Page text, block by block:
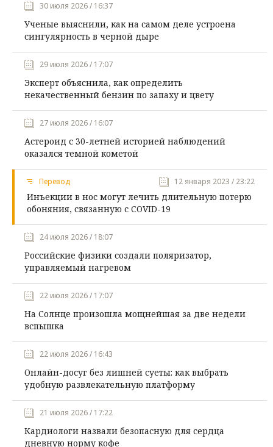
30 июля 2026 / 16:37
Ученые выяснили, как на самом деле устроена
сингулярность в черной дыре
29 июля 2026 / 17:07
Эксперт объяснила, как определить
некачественный бензин по запаху и цвету
27 июля 2026 / 16:07
Астероид с 30-летней историей наблюдений
оказался темной кометой
Перевод 12 января 2023 / 23:22
Инъекции в нос могут лечить длительную потерю
обоняния, связанную с COVID-19
24 июля 2026 / 18:07
Российские физики создали поляризатор,
управляемый нагревом
22 июля 2026 / 17:07
На Солнце произошла мощнейшая за две недели
вспышка
22 июля 2026 / 16:43
Онлайн-досуг без лишней суеты: как выбрать
удобную развлекательную платформу
21 июля 2026 / 17:22
Кардиологи назвали безопасную для сердца
дневную норму кофе